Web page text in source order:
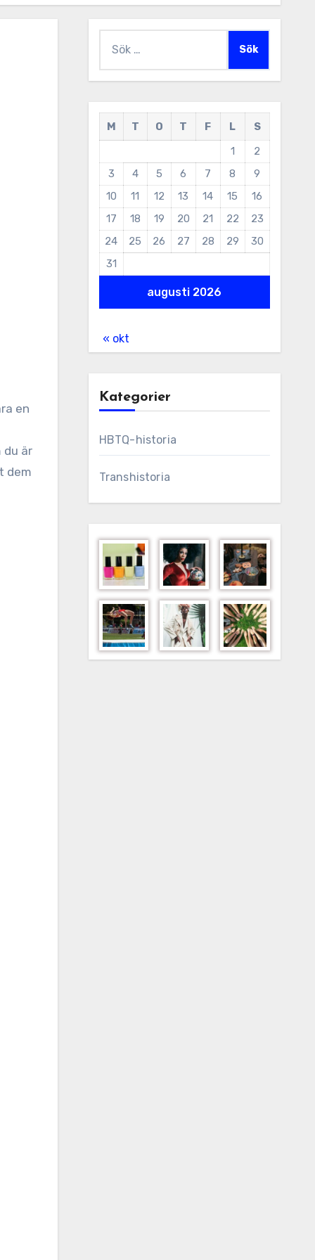
du är
dem
efter:
augusti 2026
M T O T F L
S
1
2
3
4 5 6 7 8
9
10
11 12 13 14 15
16
17
18 19 20 21 22
23
24
25 26 27 28 29
30
31
« okt
Kategorier
HBTQ-historia
Transhistoria